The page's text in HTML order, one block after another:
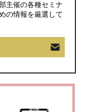
主催の各種セミナ
の情報を厳選して